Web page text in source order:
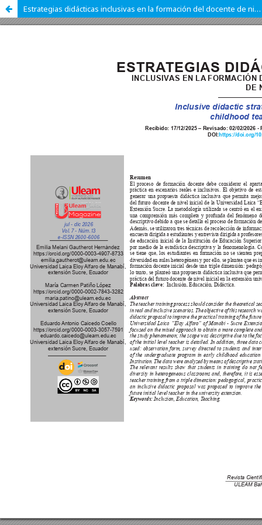
Estrategias didácticas inclusivas en la formación del docente de nivel inicial.